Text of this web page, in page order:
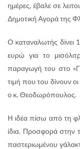
ημέρες, έβαλε σε
Δημοτική Αγορά της
Ο καταναλωτής δίνει
ευρώ για το
παραγωγή του στο
τιμή που του δίνουν
ο κ. Θεοδωρόπουλος.
Η ιδέα πίσω από τη
ίδια. Προσφορά στην
παστεριωμένου